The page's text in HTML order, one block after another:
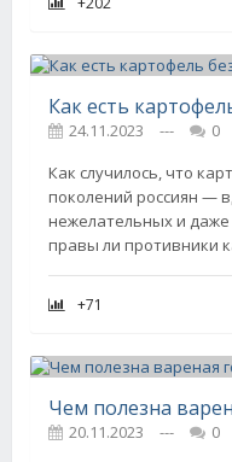
24.11.2023 ---
0
Как случилось, что
поколений россиян —
нежелательных и
правы ли противники
+71
Чем полезна
20.11.2023 ---
0